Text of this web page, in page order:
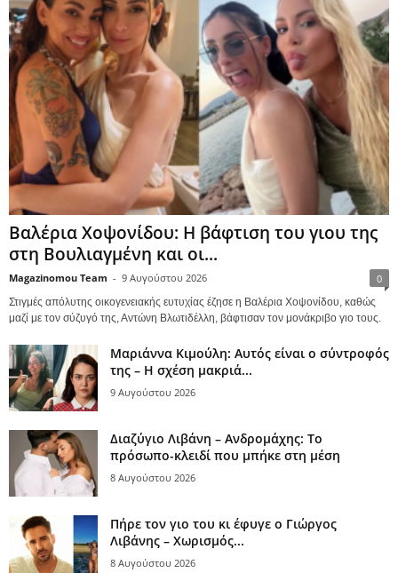
Βαλέρια Χοψονίδου: Η βάφτιση του γιου της
στη Βουλιαγμένη και οι...
Magazinomou Team - 9 Αυγούστου 2026 0
Στιγμές απόλυτης οικογενειακής ευτυχίας έζησε η Βαλέρια Χοψονίδου, καθώς
μαζί με τον σύζυγό της, Αντώνη Βλωτιδέλλη, βάφτισαν τον μονάκριβο γιο τους.
Μαριάννα Κιμούλη: Αυτός είναι ο σύντροφός
της – Η σχέση μακριά...
9 Αυγούστου 2026
Διαζύγιο Λιβάνη – Ανδρομάχης: Το
πρόσωπο-κλειδί που μπήκε στη μέση
8 Αυγούστου 2026
Πήρε τον γιο του κι έφυγε ο Γιώργος
Λιβάνης – Χωρισμός...
8 Αυγούστου 2026